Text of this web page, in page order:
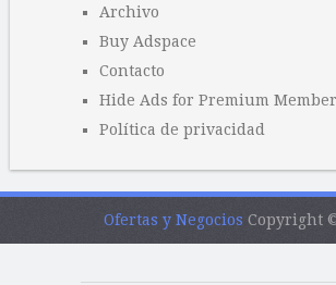
Archivo
Buy Adspace
Contacto
Hide Ads for Premium
Política de privacidad
Ofertas y Negocios Copyright